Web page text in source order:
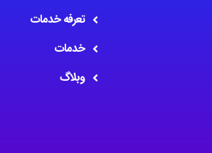
تعرفه خدمات
خدمات
وبلاگ